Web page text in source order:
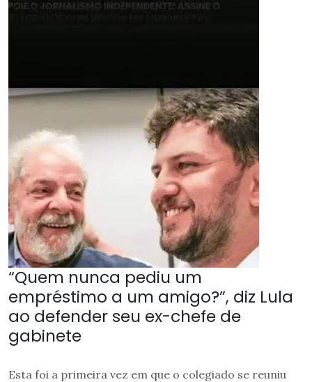
“Quem nunca pediu um
empréstimo a um amigo?”, diz Lula
ao defender seu ex-chefe de
gabinete
Esta foi a primeira vez em que o colegiado se reuniu